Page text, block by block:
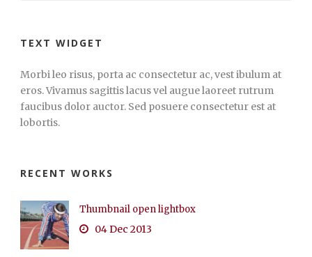
TEXT WIDGET
Morbi leo risus, porta ac consectetur ac, vest ibulum at
eros. Vivamus sagittis lacus vel augue laoreet rutrum
faucibus dolor auctor. Sed posuere consectetur est at
lobortis.
RECENT WORKS
Thumbnail open lightbox
04 Dec 2013